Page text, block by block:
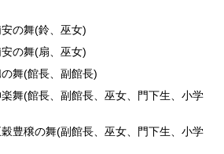
の舞(鈴、巫女)
の舞(扇、巫女)
舞(館長、副館長)
舞(館長、副館長、巫女、門下生、小学
豊穣の舞(副館長、巫女、門下生、小学